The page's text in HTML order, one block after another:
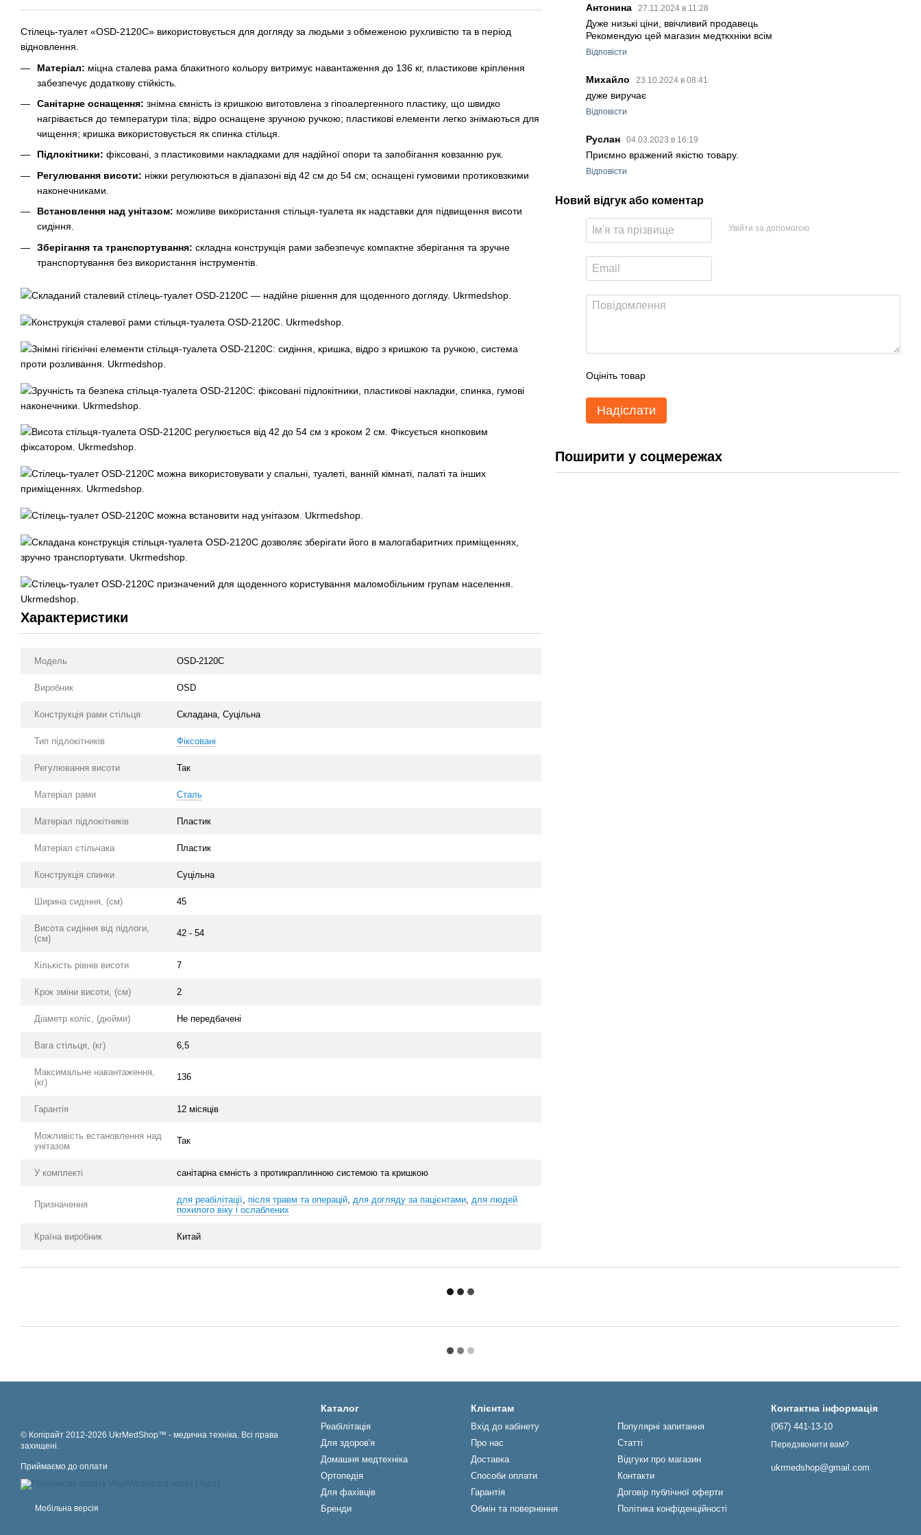
Стілець-туалет «OSD-2120C» використовується для догляду за людьми з обмеженою рухливістю та в період
відновлення.
Матеріал: міцна сталева рама блакитного кольору витримує навантаження до 136 кг, пластикове кріплення
забезпечує додаткову стійкість.
Санітарне оснащення: знімна ємність із кришкою виготовлена з гіпоалергенного пластику, що швидко
нагрівається до температури тіла; відро оснащене зручною ручкою; пластикові елементи легко знімаються для
чищення; кришка використовується як спинка стільця.
Підлокітники: фіксовані, з пластиковими накладками для надійної опори та запобігання ковзанню рук.
Регулювання висоти: ніжки регулюються в діапазоні від 42 см до 54 см; оснащені гумовими протиковзкими
наконечниками.
Встановлення над унітазом: можливе використання стільця-туалета як надставки для підвищення висоти
сидіння.
Зберігання та транспортування: складна конструкція рами забезпечує компактне зберігання та зручне
транспортування без використання інструментів.
Характеристики
Модель OSD-2120C
Виробник OSD
Конструкція рами стільця Складана, Суцільна
Тип підлокітників Фіксовані
Регулювання висоти Так
Матеріал рами Сталь
Матеріал підлокітників Пластик
Матеріал стільчака Пластик
Конструкція спинки Суцільна
Ширина сидіння, (см) 45
Висота сидіння від підлоги,
(см)
42 - 54
Кількість рівнів висоти 7
Крок зміни висоти, (см) 2
Діаметр коліс, (дюйми) Не передбачені
Вага стільця, (кг) 6,5
Максимальне навантаження,
(кг)
136
Гарантія 12 місяців
Можливість встановлення над
унітазом
Так
У комплекті санітарна ємність з протикраплинною системою та кришкою
Призначення для реабілітації, після травм та операцій, для догляду за пацієнтами, для людей
похилого віку і ослаблених
Країна виробник Китай
Антонина 27.11.2024 в 11:28
Дуже низькі ціни, ввічливий продавець
Рекомендую цей магазин медткхніки всім
Відповісти
Михайло 23.10.2024 в 08:41
дуже виручає
Відповісти
Руслан 04.03.2023 в 16:19
Приємно вражений якістю товару.
Відповісти
Новий відгук або коментар
Увійти за допомогою
Оцініть товар
Надіслати
Поширити у соцмережах
© Копірайт 2012-2026 UkrMedShop™ - медична техніка. Всі права
захищені.
Приймаємо до оплати
Мобільна версія
Каталог
Реабiлiтацiя
Для здоров'я
Домашня медтехніка
Ортопедія
Для фахівців
Бренди
Клієнтам
Вхід до кабінету
Про нас
Доставка
Способи оплати
Гарантія
Обмін та повернення
Популярні запитання
Статті
Відгуки про магазин
Контакти
Договір публічної оферти
Політика конфіденційності
Контактна інформація
(067) 441-13-10
Передзвонити вам?
ukrmedshop@gmail.com